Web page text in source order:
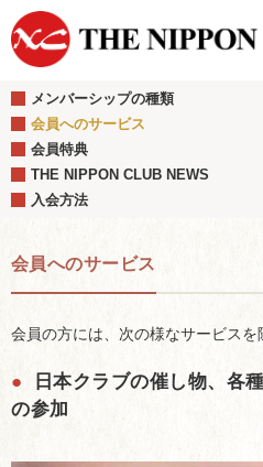
メンバーシップの種類
会員へのサービス
会員特典
THE NIPPON CLUB NEWS
入会方法
会員へのサービス
会員の方には、次の様なサービスを
●
日本クラブの催し物、各
の参加
日本クラブメンバーログイン